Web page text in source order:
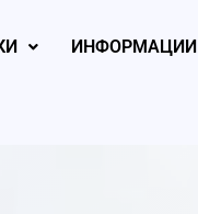
ИНФОРМАЦИИ